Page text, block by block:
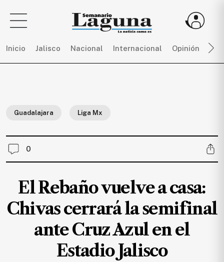
Inicio Jalisco Nacional Internacional Opinión
actualidad
únete
a
LAGUNA
por
$
Guadalajara Liga Mx
0
El Rebaño vuelve a casa:
Chivas cerrará la semifinal
ante Cruz Azul en el
Estadio Jalisco